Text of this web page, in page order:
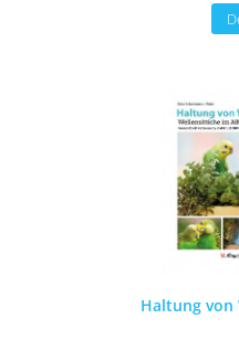
Haltung von